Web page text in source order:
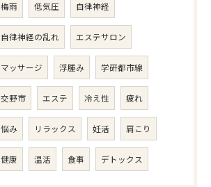
梅雨 低気圧 自律神経
自律神経の乱れ エステサロン
マッサージ 浮腫み 学研都市線
交野市 エステ 冷え性 疲れ
悩み リラックス 妊活 肩こり
健康 温活 食事 デトックス